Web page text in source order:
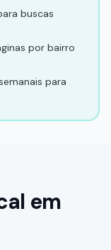
buscas
por bairro
para
em